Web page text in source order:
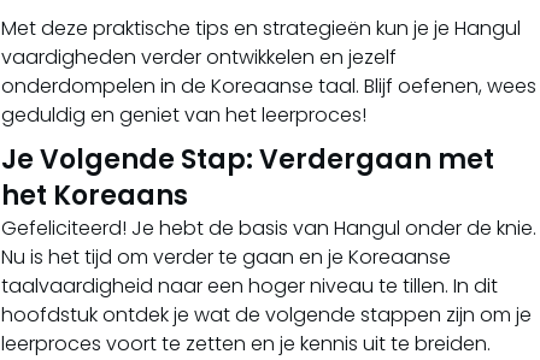
Met deze praktische tips en strategieën kun je je Hangul
vaardigheden verder ontwikkelen en jezelf
onderdompelen in de Koreaanse taal. Blijf oefenen, wees
geduldig en geniet van het leerproces!
Je Volgende Stap: Verdergaan met
het Koreaans
Gefeliciteerd! Je hebt de basis van Hangul onder de knie.
Nu is het tijd om verder te gaan en je Koreaanse
taalvaardigheid naar een hoger niveau te tillen. In dit
hoofdstuk ontdek je wat de volgende stappen zijn om je
leerproces voort te zetten en je kennis uit te breiden.